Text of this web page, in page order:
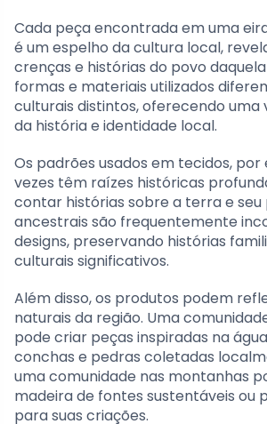
Cada peça encontrada em uma
é um espelho da cultura local,
crenças e histórias do povo
formas e materiais utilizados
culturais distintos, oferecendo uma
da história e identidade local.
Os padrões usados em tecidos, por
vezes têm raízes históricas
contar histórias sobre a terra e seu
ancestrais são frequentemente
designs, preservando histórias
culturais significativos.
Além disso, os produtos podem
naturais da região. Uma
pode criar peças inspiradas na
conchas e pedras coletadas
uma comunidade nas montanhas
madeira de fontes sustentáveis ou
para suas criações.